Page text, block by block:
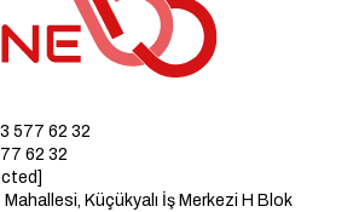
577 62 32
62 32
Mahallesi, Küçükyalı İş Merkezi H Blok